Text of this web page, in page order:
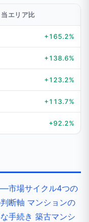
当エリア比
+165.2%
+138.6%
+123.2%
+113.7%
+92.2%
市場サイクル4つの
断軸 マンションの
手続き 築古マンシ